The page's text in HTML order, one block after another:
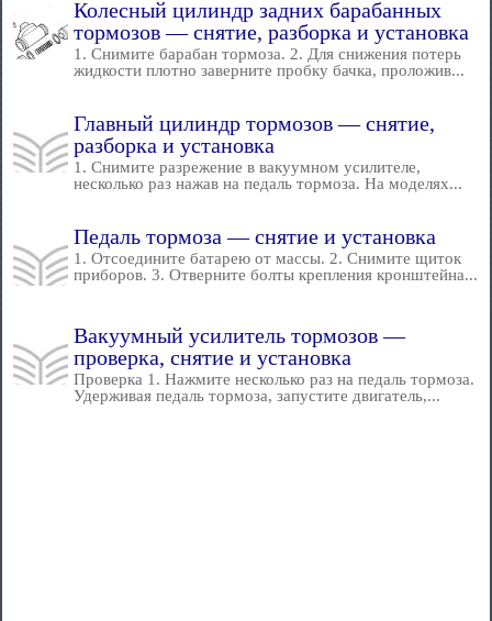
Колесный цилиндр задних барабанных
тормозов — снятие, разборка и установка
1. Снимите барабан тормоза. 2. Для снижения потерь
жидкости плотно заверните пробку бачка, проложив...
Главный цилиндр тормозов — снятие,
разборка и установка
1. Снимите разрежение в вакуумном усилителе,
несколько раз нажав на педаль тормоза. На моделях...
Педаль тормоза — снятие и установка
1. Отсоедините батарею от массы. 2. Снимите щиток
приборов. 3. Отверните болты крепления кронштейна...
Вакуумный усилитель тормозов —
проверка, снятие и установка
Проверка 1. Нажмите несколько раз на педаль тормоза.
Удерживая педаль тормоза, запустите двигатель,...